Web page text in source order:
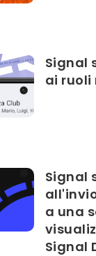
Signal
ai ruoli
Signal
a una
Signal